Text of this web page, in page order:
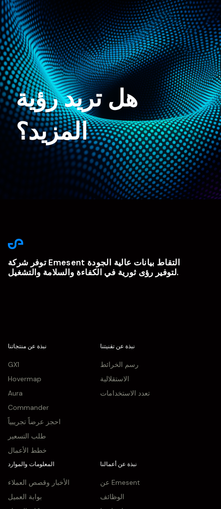
هل تريد رؤية
المزيد؟
توفر شركة Emesent التقاط بيانات عالية الجودة
لتوفير رؤى ثورية في الكفاءة والسلامة والتشغيل.
نبذة عن منتجاتنا
GX1
Hovermap
Aura
Commander
احجز عرضاً تجريبياً
طلب التسعير
خطط الأعمال
نبذة عن تقنيتنا
رسم الخرائط
الاستقلالية
تعدد الاستخدامات
المعلومات والموارد
الأخبار وقصص العملاء
بوابة العميل
نبذة عن أعمالنا
عن Emesent
الوظائف